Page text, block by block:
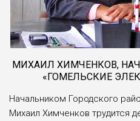
МИХАИЛ ХИМЧЕНКОВ,
«ГОМЕЛЬСКИЕ
Начальником Городского
Михаил Химченков трудится